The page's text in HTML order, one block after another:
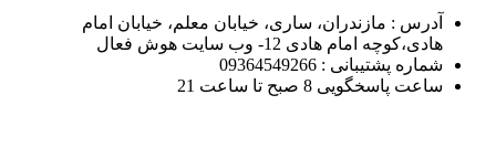
آدرس : مازندران، ساری، خیابان معلم، خیابان امام
هادی،کوچه امام هادی 12- وب سایت هوش فعال
شماره پشتیبانی : 09364549266
ساعت پاسخگویی 8 صبح تا ساعت 21